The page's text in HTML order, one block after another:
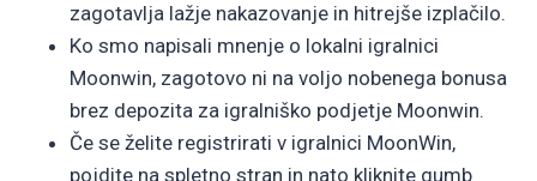
zagotavlja lažje nakazovanje in hitrejše izplačilo.
Ko smo napisali mnenje o lokalni igralnici
Moonwin, zagotovo ni na voljo nobenega bonusa
brez depozita za igralniško podjetje Moonwin.
Če se želite registrirati v igralnici MoonWin,
pojdite na spletno stran in nato kliknite gumb